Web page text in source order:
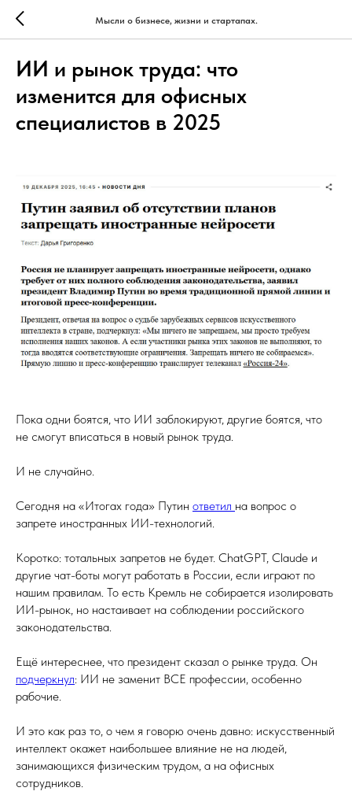
Мысли о бизнесе, жизни и стартапах.
ИИ и рынок труда: что
изменится для офисных
специалистов в 2025
Пока одни боятся, что ИИ заблокируют, другие боятся, что
не смогут вписаться в новый рынок труда.
И не случайно.
Сегодня на «Итогах года» Путин ответил на вопрос о
запрете иностранных ИИ-технологий.
Коротко: тотальных запретов не будет. ChatGPT, Claude и
другие чат-боты могут работать в России, если играют по
нашим правилам. То есть Кремль не собирается изолировать
ИИ-рынок, но настаивает на соблюдении российского
законодательства.
Ещё интереснее, что президент сказал о рынке труда. Он
подчеркнул: ИИ не заменит ВСЕ профессии, особенно
рабочие.
И это как раз то, о чем я говорю очень давно: искусственный
интеллект окажет наибольшее влияние не на людей,
занимающихся физическим трудом, а на офисных
сотрудников.